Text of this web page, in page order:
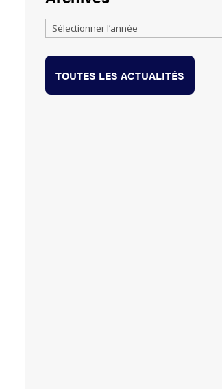
TOUTES LES ACTUALITÉS